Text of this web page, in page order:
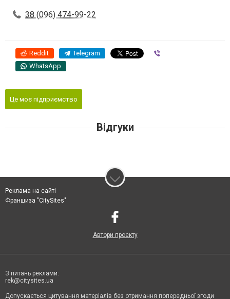
38 (096) 474-99-22
Reddit Telegram
WhatsApp
Це моє підприємство
Відгуки
Реклама на сайті
Франшиза "CitySites"
Автори проєкту
З питань реклами:
rek@citysites.ua
Допускається цитування матеріалів без отримання попередньої згоди